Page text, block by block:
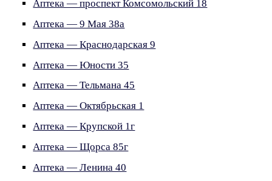
Аптека — проспект Комсомольский 18
Аптека — 9 Мая 38а
Аптека — Краснодарская 9
Аптека — Юности 35
Аптека — Тельмана 45
Аптека — Октябрьская 1
Аптека — Крупской 1г
Аптека — Щорса 85г
Аптека — Ленина 40